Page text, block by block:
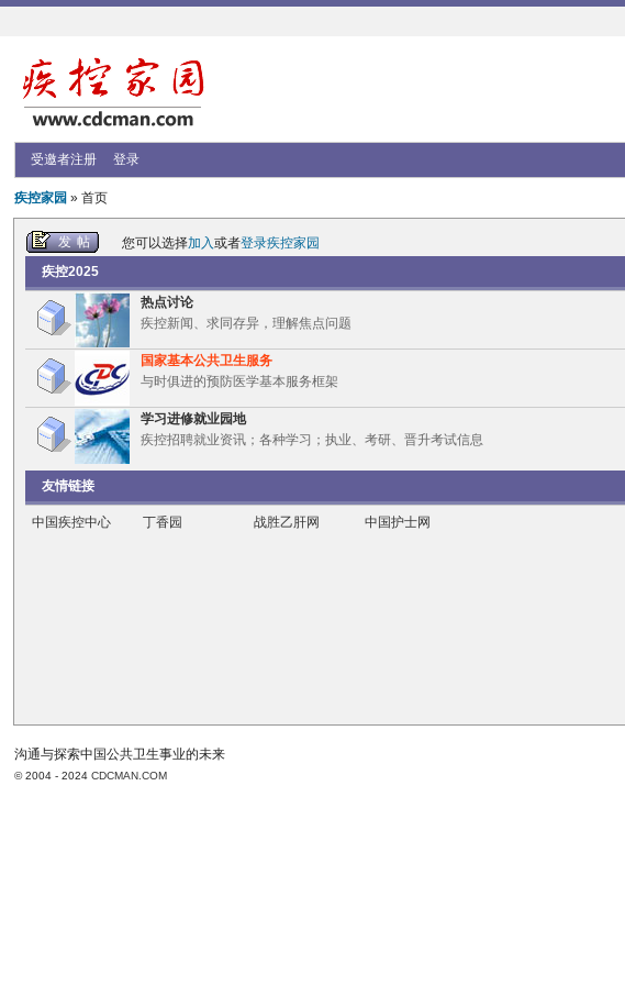
受邀者注册 登录
疾控家园 » 首页
发帖 您可以选择加入或者登录疾控家园
疾控2025
热点讨论
疾控新闻、求同存异，理解焦点问题
国家基本公共卫生服务
与时俱进的预防医学基本服务框架
学习进修就业园地
疾控招聘就业资讯；各种学习；执业、考研、晋升考试信息
友情链接
中国疾控中心 丁香园 战胜乙肝网 中国护士网
沟通与探索中国公共卫生事业的未来
© 2004 - 2024CDCMAN.COM